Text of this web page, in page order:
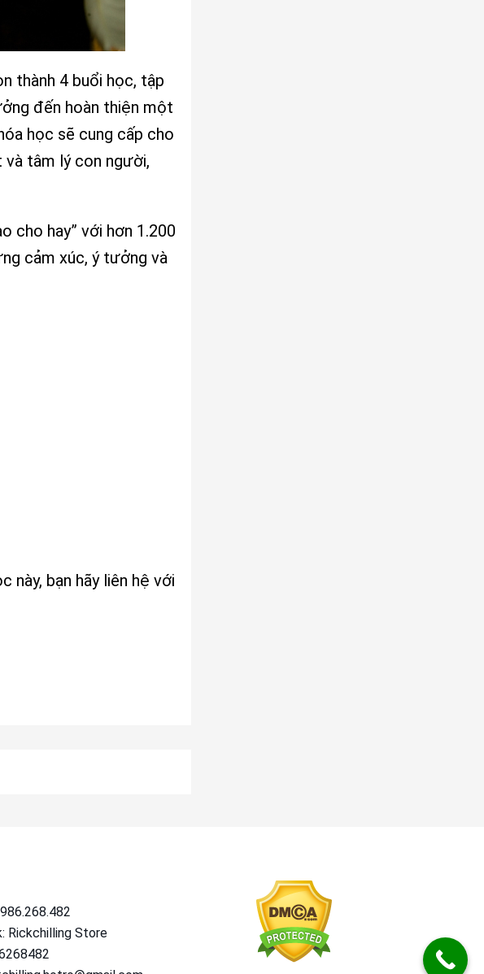
thành 4 buổi học, tập
đến hoàn thiện một
học sẽ cung cấp cho
tâm lý con người,
cho hay” với hơn 1.200
cảm xúc, ý tưởng và
bạn hãy liên hệ với
Rickchilling Store